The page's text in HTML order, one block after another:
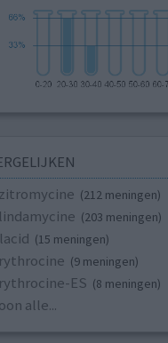
(212 meningen)
(203 meningen)
(15 meningen)
(9 meningen)
ES (8 meningen)
alle...